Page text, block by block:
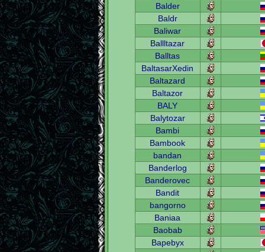
Balder
Baldr
Baliwar
Ballltazar
Balltas
BaltasarXedin
Baltazard
Baltazor
BALY
Balytozar
Bambi
Bambook
bandan
Banderlog
Banderovec
Bandit
bangorno
Baniaa
Baobab
Bapebyx